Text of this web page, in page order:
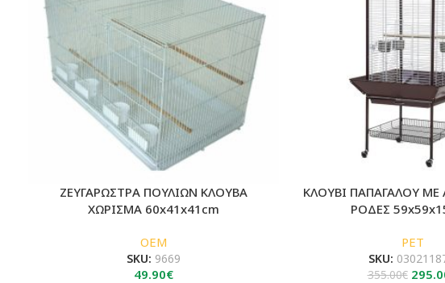
ΖΕΥΓΑΡΩΣΤΡΑ ΠΟΥΛΙΩΝ ΚΛΟΥΒΑ
ΧΩΡΙΣΜΑ 60x41x41cm
OEM
SKU: 9669
49.90€
ΚΛΟΥΒΙ ΠΑΠΑΓΑΛΟΥ ΜΕ
ΡΟΔΕΣ
PET
SKU:
355.00€